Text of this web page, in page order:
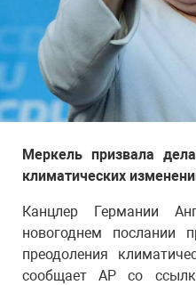
Меркель призвала
климатических
Канцлер Германии
новогоднем послании
преодоления
сообщает АР со